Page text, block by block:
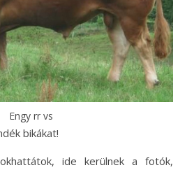
Engy rr vs
bikákat!
ide kerülnek a fotók,